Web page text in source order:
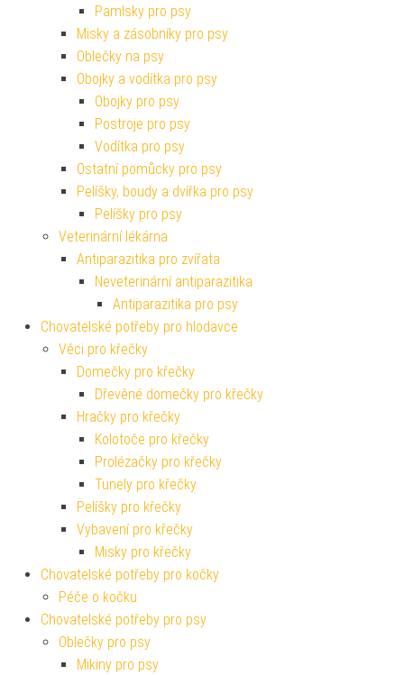
Pamlsky pro psy
Misky a zásobníky pro psy
Oblečky na psy
Obojky a vodítka pro psy
Obojky pro psy
Postroje pro psy
Vodítka pro psy
Ostatní pomůcky pro psy
Pelíšky, boudy a dvířka pro psy
Pelíšky pro psy
Veterinární lékárna
Antiparazitika pro zvířata
Neveterinární antiparazitika
Antiparazitika pro psy
Chovatelské potřeby pro hlodavce
Věci pro křečky
Domečky pro křečky
Dřevěné domečky pro křečky
Hračky pro křečky
Kolotoče pro křečky
Prolézačky pro křečky
Tunely pro křečky
Pelíšky pro křečky
Vybavení pro křečky
Misky pro křečky
Chovatelské potřeby pro kočky
Péče o kočku
Chovatelské potřeby pro psy
Oblečky pro psy
Mikiny pro psy